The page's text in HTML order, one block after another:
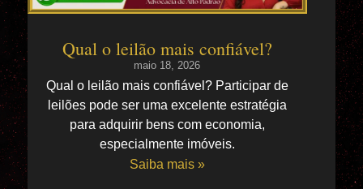
Qual o leilão mais confiável?
maio 18, 2026
Qual o leilão mais confiável? Participar de
leilões pode ser uma excelente estratégia
para adquirir bens com economia,
especialmente imóveis.
Saiba mais »